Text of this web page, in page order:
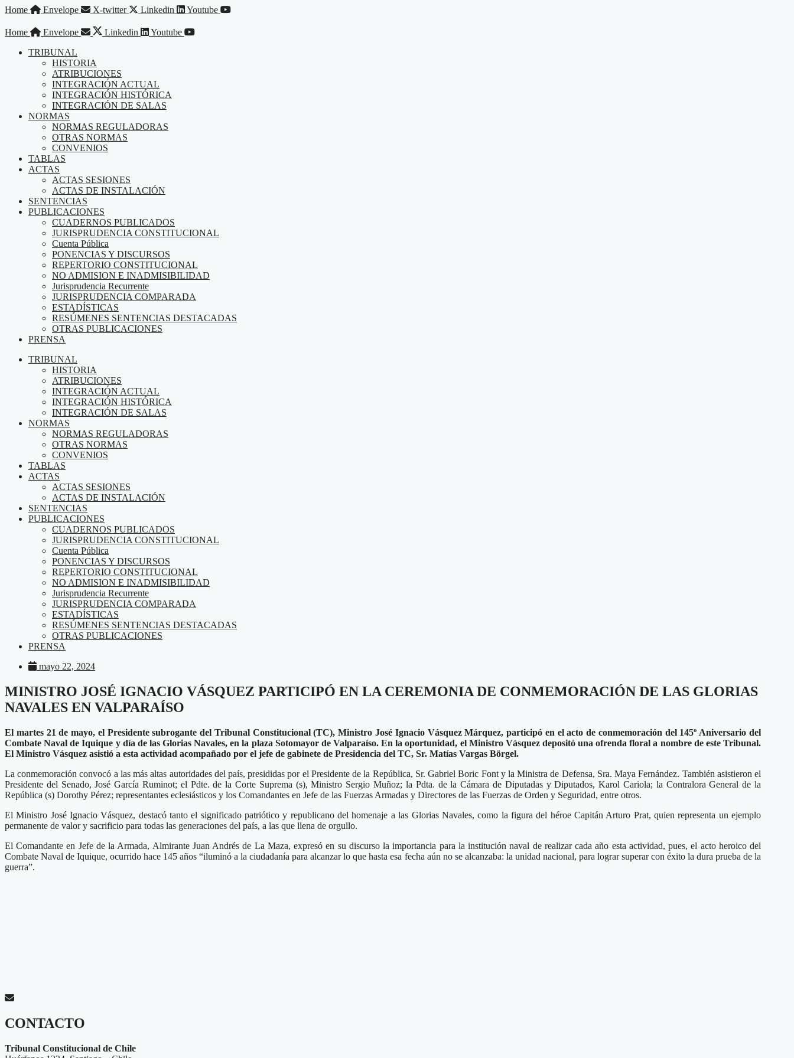
Saltar
contenido
Home Envelope X-twitter Linkedin Youtube
Home Envelope Linkedin
Youtube
TRIBUNAL
HISTORIA
ATRIBUCIONES
INTEGRACIÓN ACTUAL
INTEGRACIÓN HISTÓRICA
INTEGRACIÓN DE SALAS
NORMAS
NORMAS REGULADORAS
OTRAS NORMAS
CONVENIOS
TABLAS
ACTAS
ACTAS SESIONES
ACTAS DE INSTALACIÓN
SENTENCIAS
PUBLICACIONES
CUADERNOS PUBLICADOS
JURISPRUDENCIA CONSTITUCIONAL
Cuenta Pública
PONENCIAS Y DISCURSOS
REPERTORIO CONSTITUCIONAL
NO ADMISION E INADMISIBILIDAD
Jurisprudencia Recurrente
JURISPRUDENCIA COMPARADA
ESTADÍSTICAS
RESÚMENES SENTENCIAS DESTACADAS
OTRAS PUBLICACIONES
PRENSA
TRIBUNAL
HISTORIA
ATRIBUCIONES
INTEGRACIÓN ACTUAL
INTEGRACIÓN HISTÓRICA
INTEGRACIÓN DE SALAS
NORMAS
NORMAS REGULADORAS
OTRAS NORMAS
CONVENIOS
TABLAS
ACTAS
ACTAS SESIONES
ACTAS DE INSTALACIÓN
SENTENCIAS
PUBLICACIONES
CUADERNOS PUBLICADOS
JURISPRUDENCIA CONSTITUCIONAL
Cuenta Pública
PONENCIAS Y DISCURSOS
REPERTORIO CONSTITUCIONAL
NO ADMISION E INADMISIBILIDAD
Jurisprudencia Recurrente
JURISPRUDENCIA COMPARADA
ESTADÍSTICAS
RESÚMENES SENTENCIAS DESTACADAS
OTRAS PUBLICACIONES
PRENSA
mayo 22, 2024
MINISTRO JOSÉ IGNACIO VÁSQUEZ PARTICIPÓ EN LA CEREMONIA DE CONMEMORACIÓN DE LAS GLORIAS
NAVALES EN VALPARAÍSO
El martes 21 de mayo, el Presidente subrogante del Tribunal Constitucional (TC), Ministro José Ignacio Vásquez Márquez, participó en el acto de conmemoración del 145º Aniversario del
Combate Naval de Iquique y día de las Glorias Navales,en la plaza Sotomayor de Valparaíso. En la oportunidad, el Ministro Vásquez depositóuna ofrenda floral a nombre de este Tribunal.
El Ministro Vásquez asistió a esta actividad acompañado por el jefe de gabinete de Presidencia del TC, Sr. Matías Vargas Börgel.
La conmemoración convocó a las más altas autoridades del país, presididas por el Presidente de la República, Sr. Gabriel Boric Font y la Ministra de Defensa, Sra. Maya Fernández. También asistieron el
Presidente del Senado, José García Ruminot; el Pdte. de la Corte Suprema (s), Ministro Sergio Muñoz; la Pdta. de la Cámara de Diputadas y Diputados, Karol Cariola; la Contralora General de la
República (s) Dorothy Pérez; representantes eclesiásticos y los Comandantes en Jefe de las Fuerzas Armadas y Directores de las Fuerzas de Orden y Seguridad, entre otros.
El Ministro José Ignacio Vásquez, destacó tanto el significado patriótico y republicano del homenaje a las Glorias Navales, como la figura del héroe Capitán Arturo Prat, quien representa un ejemplo
permanente de valor y sacrificio para todas las generaciones del país, a las que llena de orgullo.
El Comandante en Jefe de la Armada, Almirante Juan Andrés de La Maza, expresó en su discurso la importancia para la institución naval de realizar cada año esta actividad, pues, el acto heroico del
Combate Naval de Iquique, ocurrido hace 145 años “iluminó a la ciudadanía para alcanzar lo que hasta esa fecha aún no se alcanzaba: la unidad nacional, para lograr superar con éxito la dura prueba de la
guerra”.
CONTACTO
Tribunal Constitucional de Chile